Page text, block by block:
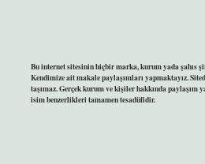
Bu internet sitesinin hiçbir marka, kurum yada şahıs
Kendimize ait makale paylaşımları yapmaktayız.
taşımaz. Gerçek kurum ve kişiler hakkında paylaşım
isim benzerlikleri tamamen tesadüfidir.